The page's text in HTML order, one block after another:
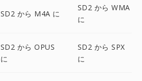
SD2 から M4A に
SD2 から WMA
に
SD2 から OPUS
に
SD2 から SPX
に